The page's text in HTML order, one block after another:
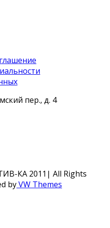
пер., д. 4
КА 2011| All Rights
byVW Themes